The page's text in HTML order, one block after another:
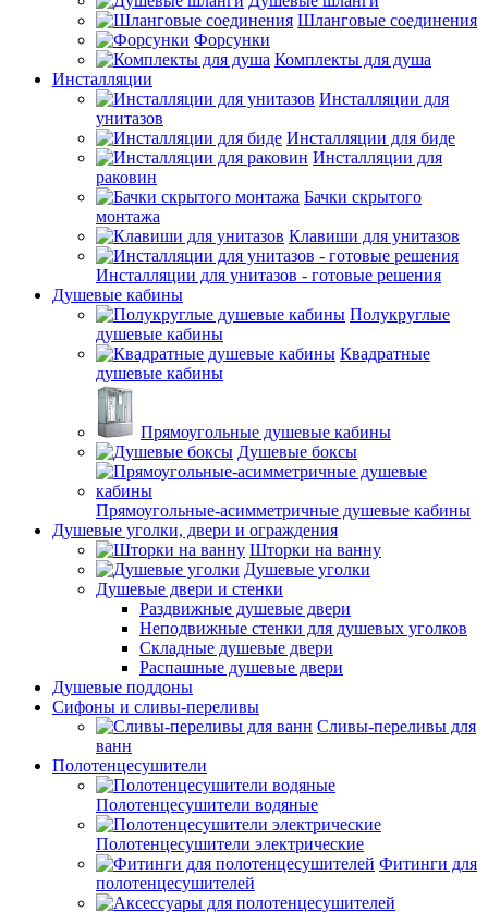
Шланговые соединения
Форсунки
Комплекты для душа
Инсталляции
Инсталляции для
унитазов
Инсталляции для биде
Инсталляции для
раковин
Бачки скрытого
монтажа
Клавиши для унитазов
Инсталляции для унитазов - готовые решения
Душевые кабины
Полукруглые
душевые кабины
Квадратные
душевые кабины
Прямоугольные душевые кабины
Душевые боксы
Прямоугольные-асимметричные душевые кабины
Душевые уголки, двери и ограждения
Шторки на ванну
Душевые уголки
Душевые двери и стенки
Раздвижные душевые двери
Неподвижные стенки для душевых уголков
Складные душевые двери
Распашные душевые двери
Душевые поддоны
Сифоны и сливы-переливы
Сливы-переливы для
ванн
Полотенцесушители
Полотенцесушители водяные
Полотенцесушители электрические
Фитинги для
полотенцесушителей